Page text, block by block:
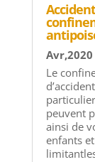
Avr,2020
Le
peuvent
ainsi de
enfants